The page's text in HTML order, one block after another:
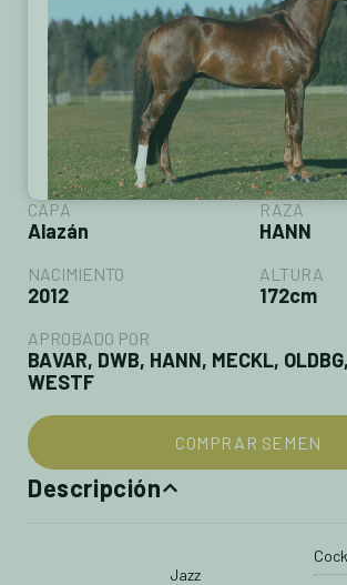
Descripción
Jazz
CAPA
Alazán
RAZA
HANN
NACIMIENTO
2012
ALTURA
172cm
APROBADO POR
BAVAR, DWB, HANN, MECKL,
WESTF
COMPRAR SEMEN